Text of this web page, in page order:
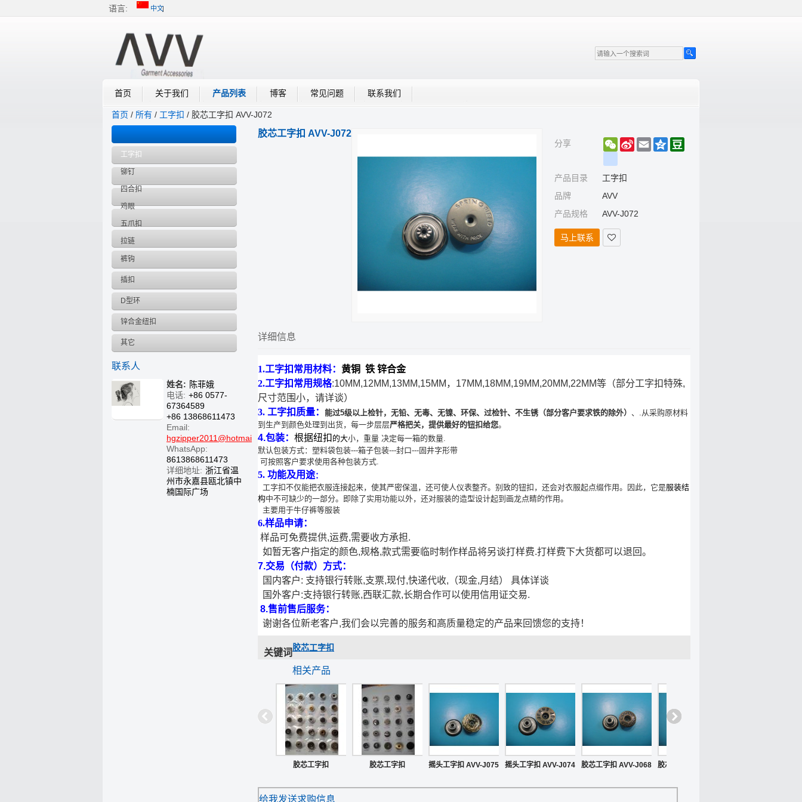
语言: 中文
首页 关于我们 产品列表 博客 常见问题 联系我们
首页 / 所有 / 工字扣 / 胶芯工字扣 AVV-J072
工字扣
铆钉
四合扣
鸡眼
五爪扣
拉链
裤钩
插扣
D型环
锌合金纽扣
其它
联系人
姓名: 陈菲娥
电话: +86 0577-
67364589
+86 13868611473
Email:
hgzipper2011@hotmail.com
WhatsApp:
8613868611473
详细地址: 浙江省温
州市永嘉县瓯北镇中
楠国际广场
胶芯工字扣 AVV-J072
分享 WeChat
Sina
Weibo
Email Qzone
产品目录
工字扣
品牌
AVV
产品规格
AVV-J072
马上联系
详细信息
1.工字扣常用材料： 黄铜 铁 锌合金
2.工字扣常用规格:10MM,12MM,13MM,15MM，17MM,18MM,19MM,20MM,22MM等（部分工字扣特殊,
尺寸范围小，请详谈）
3. 工字扣质量： 能过5级以上检针， 无铅、无毒、无镍、环保、过检针、不生锈（部分客户要求铁的除外） 、.从采购原材料
到生产到颜色处理到出货，每一步层层严格把关，提供最好的钮扣给您。
4.包装： 根据纽扣 的大小，重量 决定每一箱的数量.
默认包装方式：塑料袋包装---箱子包装---封口---固井字形带
可按照客户要求使用各种包装方式.
5. 功能及用途：
工字扣不仅能把衣服连接起来，使其严密保温，还可使人仪表整齐。别致的钮扣，还会对衣服起点缀作用。因此，它是服装结
构中不可缺少的一部分。即除了实用功能以外，还对服装的造型设计起到画龙点睛的作用。
主要用于牛仔裤等服装
6.样品申请：
样品可免费提供,运费,需要收方承担.
如暂无客户指定的颜色,规格,款式需要临时制作样品将另谈打样费.打样费下大货都可以退回。
7.交易（付款）方式：
国内客户: 支持银行转账,支票,现付,快递代收,（现金,月结） 具体详谈
国外客户:支持银行转账,西联汇款,长期合作可以使用信用证交易.
8.售前售后服务：
谢谢各位新老客户,我们会以完善的服务和高质量稳定的产品来回馈您的支持！
关键词 胶芯工字扣
相关产品
胶芯工字扣 胶芯工字扣 摇头工字扣 AVV-J075 摇头工字扣 AVV-J074 胶芯工字扣 AVV-J068 胶芯工字扣 AVV-J065
给我发送求购信息